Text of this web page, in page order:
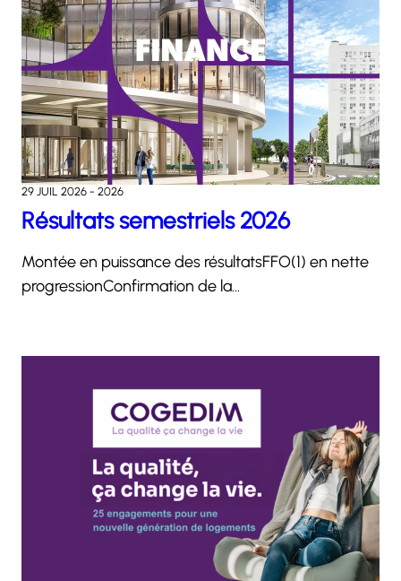
29 JUIL 2026 - 2026
Résultats semestriels 2026
Montée en puissance des résultatsFFO(1) en nette
progressionConfirmation de la…